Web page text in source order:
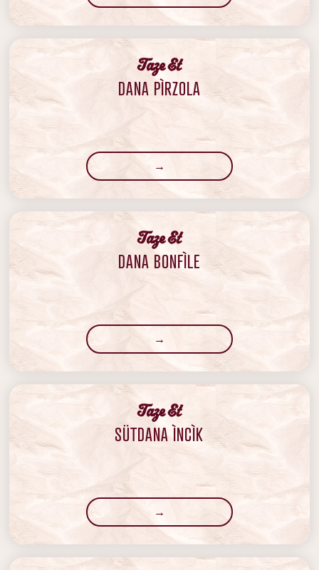
‍Taze Et
DANA PÌRZOLA
→
‍Taze Et
DANA BONFÌLE
→
‍Taze Et
SÜTDANA ÌNCÌK
→